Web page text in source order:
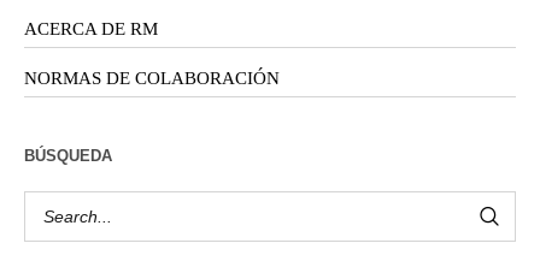
ACERCA DE RM
NORMAS DE COLABORACIÓN
BÚSQUEDA